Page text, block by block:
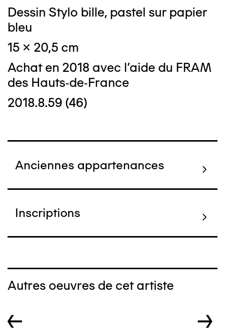
Dessin Stylo bille, pastel sur papier
bleu
15 x 20,5 cm
Achat en 2018 avec l'aide du FRAM
des Hauts-de-France
2018.8.59 (46)
Anciennes appartenances
Inscriptions
Autres oeuvres de cet artiste
← →